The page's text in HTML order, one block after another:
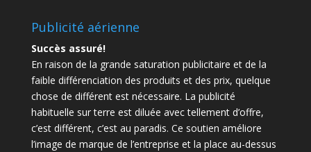
Publicité aérienne
Succès assuré!
En raison de la grande saturation publicitaire et de la
faible différenciation des produits et des prix, quelque
chose de différent est nécessaire. La publicité
habituelle sur terre est diluée avec tellement d’offre,
c’est différent, c’est au paradis. Ce soutien améliore
l’image de marque de l’entreprise et la place au-dessus